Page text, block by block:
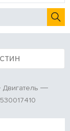
Двигатель